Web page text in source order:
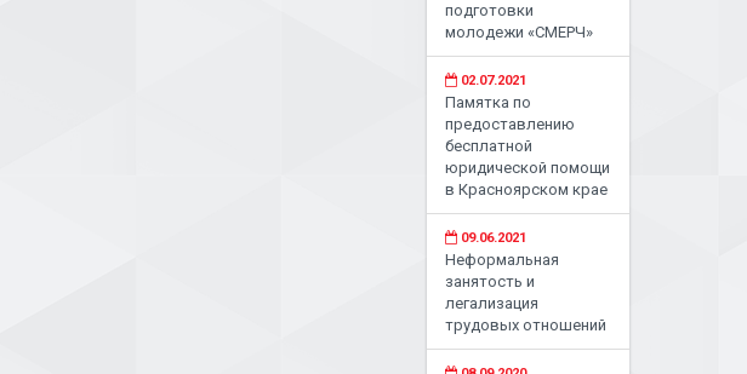
подготовки
молодежи «СМЕРЧ»
02.07.2021
Памятка по
предоставлению
бесплатной
юридической помощи
в Красноярском крае
09.06.2021
Неформальная
занятость и
легализация
трудовых отношений